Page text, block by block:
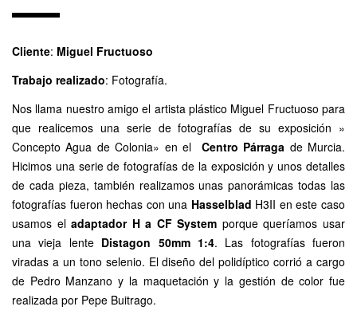
Cliente: Miguel Fructuoso
Trabajo realizado: Fotografía.
Nos llama nuestro amigo el artista plástico Miguel Fructuoso para
que realicemos una serie de fotografías de su exposición »
Concepto Agua de Colonia» en el Centro Párraga de Murcia.
Hicimos una serie de fotografías de la exposición y unos detalles
de cada pieza, también realizamos unas panorámicas todas las
fotografías fueron hechas con una Hasselblad H3II en este caso
usamos eladaptador H a CF System porque queríamos usar
una vieja lente Distagon 50mm 1:4. Las fotografías fueron
viradas a un tono selenio. El diseño del polidíptico corrió a cargo
de Pedro Manzano y la maquetación y la gestión de color fue
realizada por Pepe Buitrago.